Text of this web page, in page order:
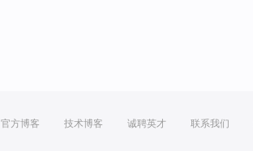
官方博客 技术博客 诚聘英才 联系我们